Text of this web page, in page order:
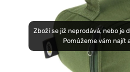
Zboží se již neprodává, nebo je
Pomůžeme vám najít